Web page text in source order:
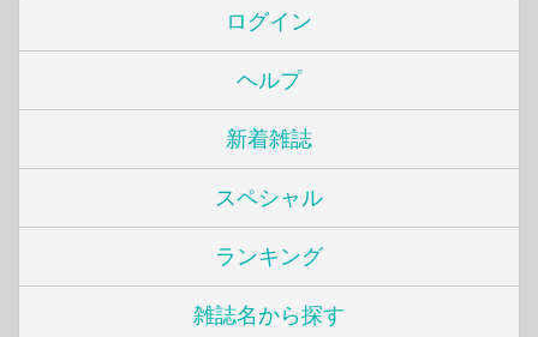
ログイン
ヘルプ
新着雑誌
スペシャル
ランキング
雑誌名から探す